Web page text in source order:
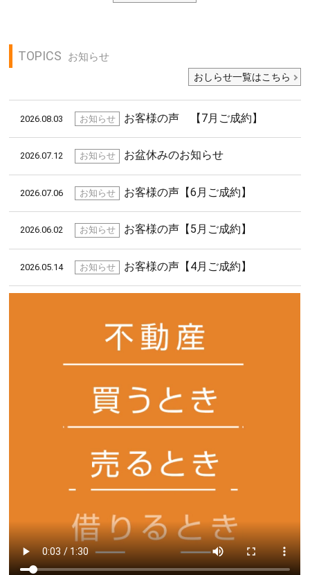
TOPICS お知らせ
おしらせ一覧はこちら
2026.08.03 お知らせ お客様の声 【7月ご成約】
2026.07.12 お知らせ お盆休みのお知らせ
2026.07.06 お知らせ お客様の声【6月ご成約】
2026.06.02 お知らせ お客様の声【5月ご成約】
2026.05.14 お知らせ お客様の声【4月ご成約】